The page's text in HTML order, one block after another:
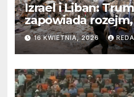
Izrael i Liban:
zapowiada
perspektywa
wojny wciąż
16 KWIETNIA, 2026